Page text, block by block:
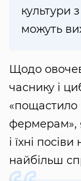
культури
можуть
Щодо
часнику і
фермерам»,
і їхні
найбільш